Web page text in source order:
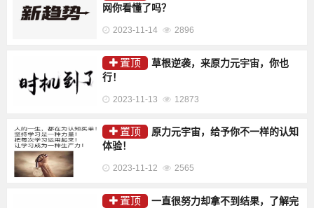
网你看懂了吗？
2023-11-14 2896
置顶
草根逆袭，来原力元宇宙，你也
行！
2023-11-13 12873
置顶
原力元宇宙，给予你不一样的认知
体验！
2023-11-12 2565
置顶
一直很努力却拿不到结果，了解完